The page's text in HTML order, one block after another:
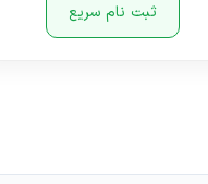
ثبت نام سریع